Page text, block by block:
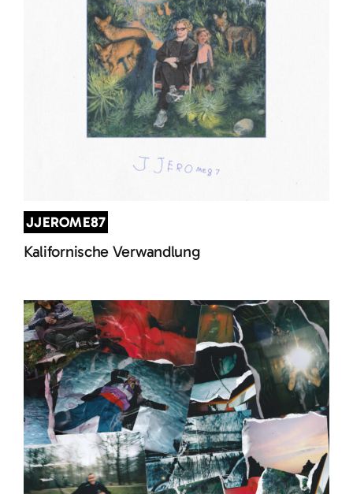
JJEROME87
Kalifornische Verwandlung